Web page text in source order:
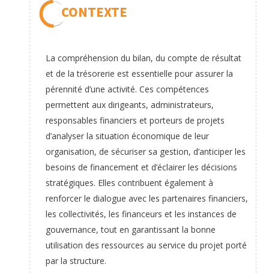
CONTEXTE
La compréhension du bilan, du compte de résultat
et de la trésorerie est essentielle pour assurer la
pérennité d’une activité. Ces compétences
permettent aux dirigeants, administrateurs,
responsables financiers et porteurs de projets
d’analyser la situation économique de leur
organisation, de sécuriser sa gestion, d’anticiper les
besoins de financement et d’éclairer les décisions
stratégiques. Elles contribuent également à
renforcer le dialogue avec les partenaires financiers,
les collectivités, les financeurs et les instances de
gouvernance, tout en garantissant la bonne
utilisation des ressources au service du projet porté
par la structure.